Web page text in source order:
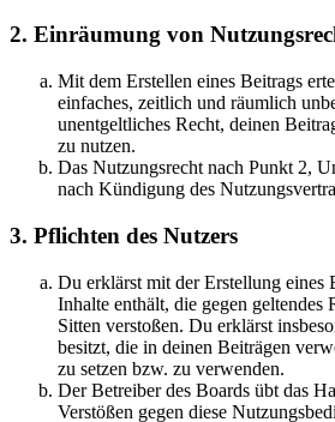
2. Einräumung von
Mit dem Erstellen eines Beitrags
einfaches, zeitlich und räumlich
unentgeltliches Recht, deinen
zu nutzen.
Das Nutzungsrecht nach Punkt 2,
nach Kündigung des
3. Pflichten des Nutzers
Du erklärst mit der Erstellung eines
Inhalte enthält, die gegen geltendes
Sitten verstoßen. Du erklärst
besitzt, die in deinen Beiträgen
zu setzen bzw. zu verwenden.
Der Betreiber des Boards übt das
Verstößen gegen diese